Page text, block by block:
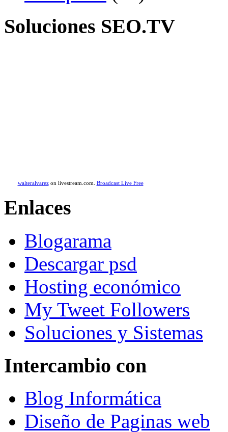
Soluciones SEO.TV
walteralvarezon livestream.com. Broadcast Live Free
Enlaces
Blogarama
Descargar psd
Hosting económico
My Tweet Followers
Soluciones y Sistemas
Intercambio con
Blog Informática
Diseño de Paginas web